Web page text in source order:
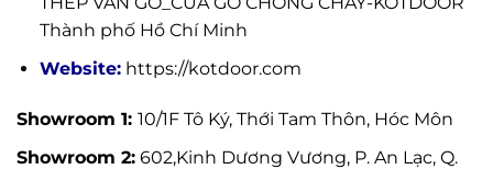
Thành phố Hồ Chí Minh
Website: https://kotdoor.com
Showroom 1: 10/1F Tô Ký, Thới Tam Thôn, Hóc Môn
Showroom 2: 602,Kinh Dương Vương, P. An Lạc, Q.